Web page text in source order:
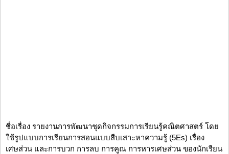
ชื่อเรื่อง รายงานการพัฒนาชุดกิจกรรมการเรียนรู้คณิตศาสตร์ โดย
ใช้รูปแบบการเรียนการสอนแบบสืบเสาะหาความรู้ (5Es) เรื่อง
เศษส่วน และการบวก การลบ การคูณ การหารเศษส่วน ของนักเรียน